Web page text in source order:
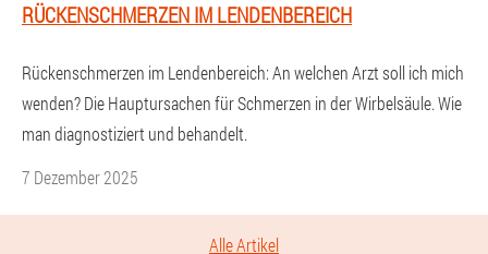
RÜCKENSCHMERZEN IM LENDENBEREICH
Rückenschmerzen im Lendenbereich: An welchen Arzt soll ich mich
wenden? Die Hauptursachen für Schmerzen in der Wirbelsäule. Wie
man diagnostiziert und behandelt.
7 Dezember 2025
Alle Artikel